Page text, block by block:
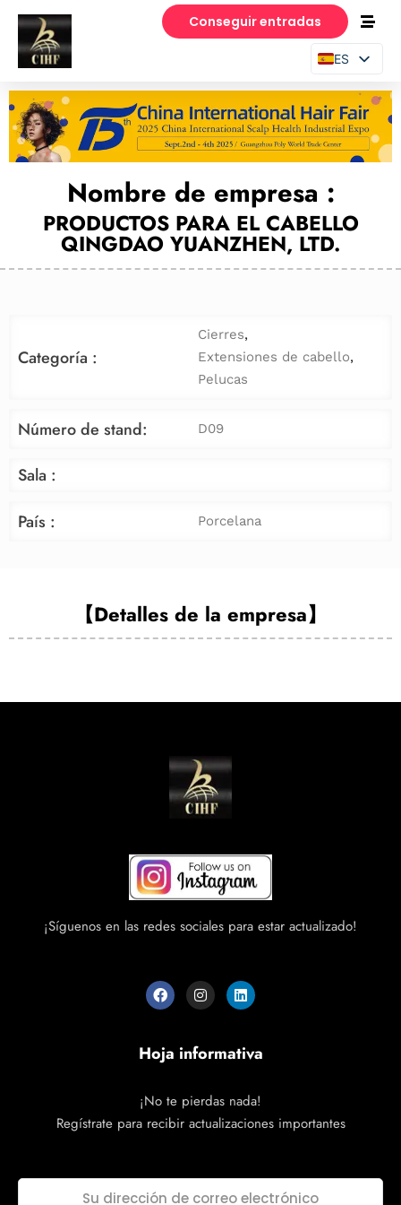
Conseguir entradas
ES
EN
PT
Nombre de empresa :
PRODUCTOS PARA EL CABELLO
QINGDAO YUANZHEN, LTD.
Categoría :
Cierres,
Extensiones de cabello,
Pelucas
Número de stand: D09
Sala :
País :
Porcelana
【Detalles de la empresa】
¡Síguenos en las redes sociales para estar actualizado!
Hoja informativa
¡No te pierdas nada!
Regístrate para recibir actualizaciones importantes